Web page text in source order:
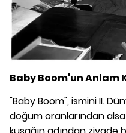
Baby Boom'un Anlam
"Baby Boom", ismini II.
doğum oranlarından